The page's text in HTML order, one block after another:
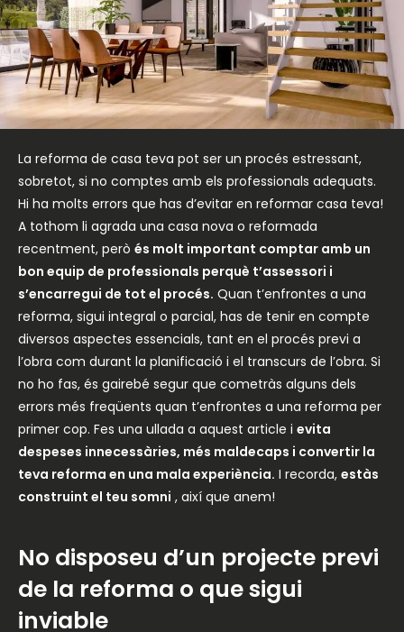
La reforma de casa teva pot ser un procés estressant,
sobretot, si no comptes amb els professionals adequats.
Hi ha molts errors que has d’evitar en reformar casa teva!
A tothom li agrada una casa nova o reformada
recentment, però és molt important comptar amb un
bon equip de professionals perquè t’assessori i
s’encarregui de tot el procés. Quan t’enfrontes a una
reforma, sigui integral o parcial, has de tenir en compte
diversos aspectes essencials, tant en el procés previ a
l’obra com durant la planificació i el transcurs de l’obra. Si
no ho fas, és gairebé segur que cometràs alguns dels
errors més freqüents quan t’enfrontes a una reforma per
primer cop. Fes una ullada a aquest article i evita
despeses innecessàries, més maldecaps i convertir la
teva reforma en una mala experiència. I recorda, estàs
construint el teu somni , així que anem!
No disposeu d’un projecte previ
de la reforma o que sigui
inviable